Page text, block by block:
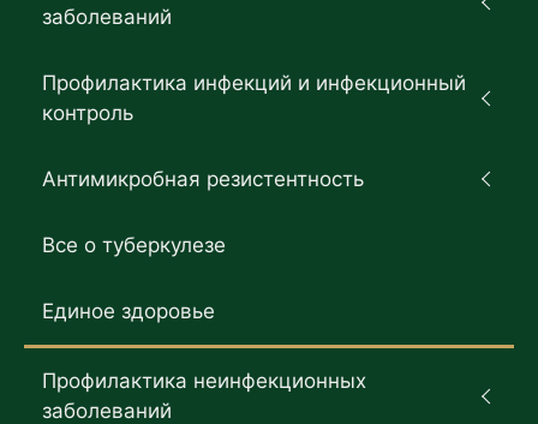
заболеваний
Профилактика инфекций и инфекционный
контроль
Антимикробная резистентность
Все о туберкулезе
Единое здоровье
Профилактика неинфекционных
заболеваний